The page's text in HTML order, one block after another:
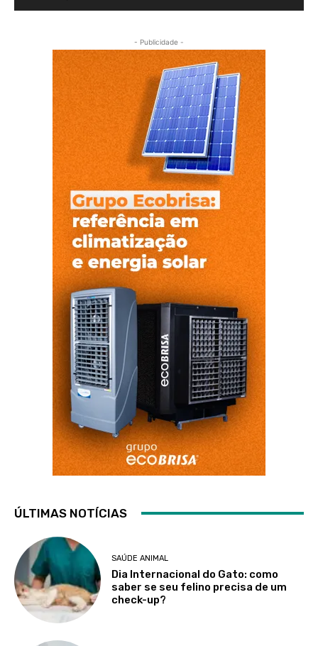
- Publicidade -
ÚLTIMAS NOTÍCIAS
SAÚDE ANIMAL
Dia Internacional do Gato: como
saber se seu felino precisa de um
check-up?